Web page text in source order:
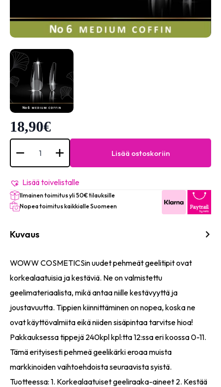
18,90€
SOFT
GEL
No
MEDIUM
COFFIN
240PCS
120/BOX
määrä
Lisää ostoskoriin
Lisää toivelistalle
Ilmainen toimitus yli 50€ tilauksille
Nopea toimitus kaikkialle Suomeen
Kuvaus
WOWW COSMETICSin uudet pehmeät geelitipit ovat
korkealaatuisia ja kestäviä. Ne on valmistettu
geelimateriaalista, mikä antaa niille kestävyyttä ja
joustavuutta. Tippien kiinnittäminen on nopea, koska ne
ovat käyttövalmiita eikä niiden sisäpintaa tarvitse hioa!
Pakkauksessa tippejä 240kpl kpl:tta 12:ssa eri koossa 0-11.
Tämä erityisesti pehmeä geelikärki eroaa muista
markkinoiden vaihtoehdoista seuraavista syistä.
Tuotteessa: 1. Korkealaatuiset geeliraaka-aineet 2. Kestää